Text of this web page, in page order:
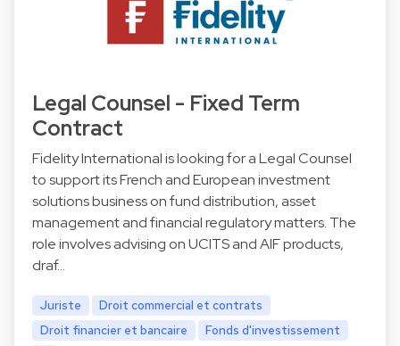
Legal Counsel - Fixed Term
Contract
Fidelity International is looking for a Legal Counsel
to support its French and European investment
solutions business on fund distribution, asset
management and financial regulatory matters. The
role involves advising on UCITS and AIF products,
draf…
Juriste
Droit commercial et contrats
Droit financier et bancaire
Fonds d'investissement